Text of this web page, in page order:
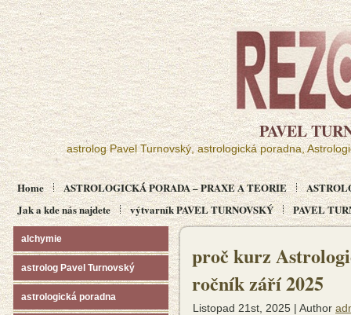
PAVEL
astrolog Pavel Turnovský, astrologická poradna,
Home ASTROLOGICKÁ PORADA – PRAXE A TEORIE
Jak a kde nás najdete
výtvarník PAVEL TURNOVSKÝ PAVEL
alchymie
astrolog Pavel Turnovský
astrologická poradna
proč kurz
ročník září 2025
Listopad 21st, 2025 | Author